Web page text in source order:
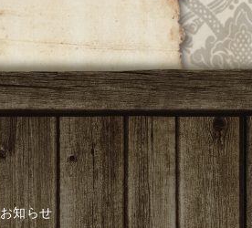
お知らせ